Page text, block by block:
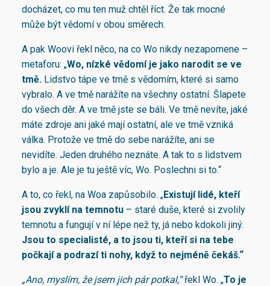
docházet, co mu ten muž chtěl říct. Že tak mocné
může být vědomí v obou směrech.
A pak Woovi řekl něco, na co Wo nikdy nezapomene –
metaforu: „Wo, nízké vědomí je jako narodit se ve
tmě. Lidstvo tápe ve tmě s vědomím, které si samo
vybralo. A ve tmě narážíte na všechny ostatní. Šlapete
do všech děr. A ve tmě jste se báli. Ve tmě nevíte, jaké
máte zdroje ani jaké mají ostatní, ale ve tmě vzniká
válka. Protože ve tmě do sebe narážíte, ani se
nevidíte. Jeden druhého neznáte. A tak to s lidstvem
bylo a je. Ale je tu ještě víc, Wo. Poslechni si to.“
A to, co řekl, na Woa zapůsobilo. „Existují lidé, kteří
jsou zvyklí na temnotu – staré duše, které si zvolily
temnotu a fungují v ní lépe než ty, já nebo kdokoli jiný.
Jsou to specialisté, a to jsou ti, kteří si na tebe
počkají a podrazí ti nohy, když to nejméně čekáš.“
„Ano, myslím, že jsem jich pár potkal,“řekl Wo. „To je